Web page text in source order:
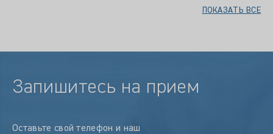
ПОКАЗАТЬ ВСЕ
Запишитесь на прием
Оставьте свой телефон и наш